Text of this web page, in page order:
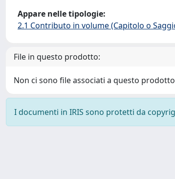
Appare nelle tipologie:
2.1 Contributo in volume (Capitolo o
File in questo prodotto:
Non ci sono file associati a questo
I documenti in IRIS sono protetti da